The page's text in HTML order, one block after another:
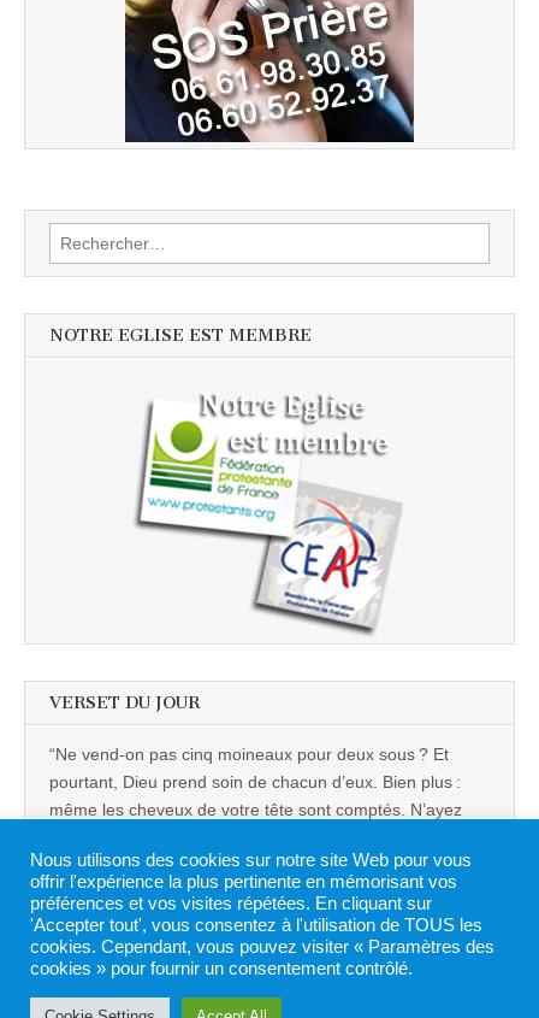
Rechercher :
NOTRE EGLISE EST MEMBRE
VERSET DU JOUR
“Ne vend-on pas cinq moineaux pour deux sous ? Et
pourtant, Dieu prend soin de chacun d’eux. Bien plus :
même les cheveux de votre tête sont comptés. N’ayez
une volée de moineaux.” -Luc 12:6-7
Powered by BibleGateway.com
Nous utilisons des cookies sur notre site Web pour vous
offrir l'expérience la plus pertinente en mémorisant vos
préférences et vos visites répétées. En cliquant sur
'Accepter tout', vous consentez à l'utilisation de TOUS les
cookies. Cependant, vous pouvez visiter « Paramètres des
cookies » pour fournir un consentement contrôlé.